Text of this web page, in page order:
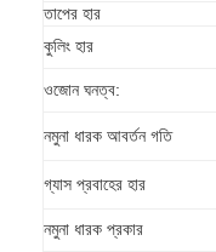
তাপের হার
কুলিং হার
ওজোন ঘনত্ব:
নমুনা ধারক আবর্তন গতি
গ্যাস প্রবাহের হার
নমুনা ধারক প্রকার